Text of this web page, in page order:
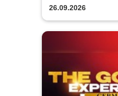
Cardenal
26.09.2026